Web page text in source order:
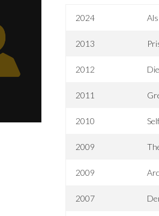
2024
2013
2012
2011
2010
2009
2009
2007